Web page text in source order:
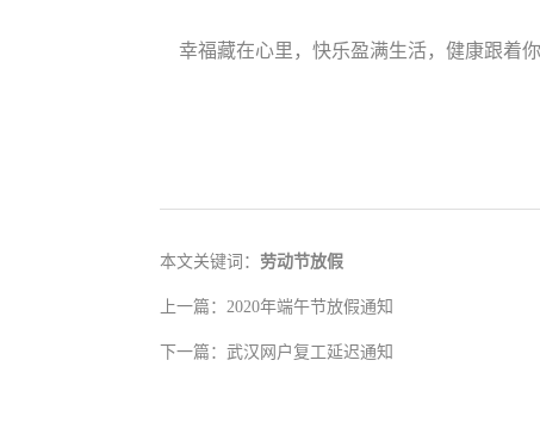
幸福藏在心里，快乐盈满生活，健康跟着
本文关键词： 劳动节放假
上一篇： 2020年端午节放假通知
下一篇：武汉网户复工延迟通知